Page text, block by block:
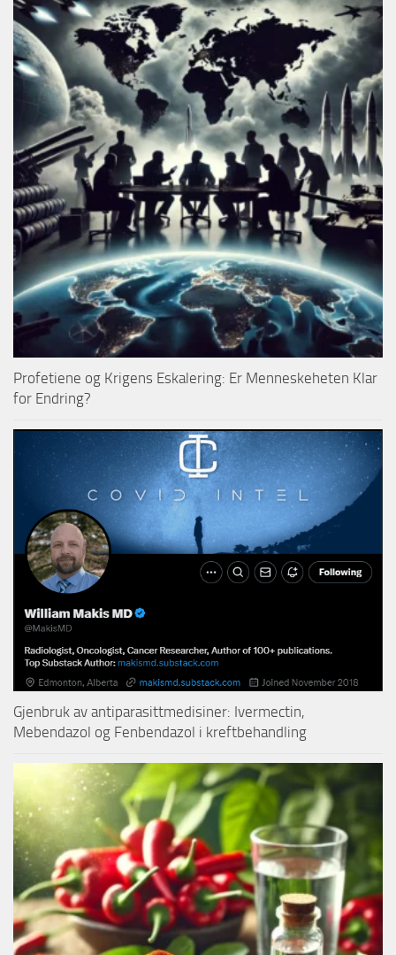
Profetiene og Krigens Eskalering: Er Menneskeheten Klar
for Endring?
Gjenbruk av antiparasittmedisiner: Ivermectin,
Mebendazol og Fenbendazol i kreftbehandling